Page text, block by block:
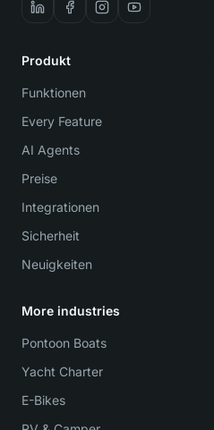
Produkt
Funktionen
Every Feature
AI Agents
Preise
Integrationen
Sicherheit
Neuigkeiten
More industries
Pontoon Boats
Yacht Charter
E-Bikes